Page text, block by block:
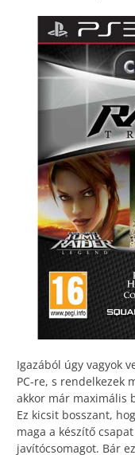
Igazából úgy vagyok
PC-re, s rendelkezek
akkor már maximális
Ez kicsit bosszant,
maga a készítő
javítócsomagot. Bár